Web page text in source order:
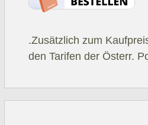
.Zusätzlich zum
den Tarifen der Österr.